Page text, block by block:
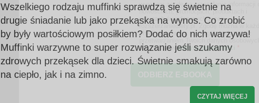
Wszelkiego rodzaju muffinki sprawdzą się świetnie na
drugie śniadanie lub jako przekąska na wynos. Co zrobić
by były wartościowym posiłkiem? Dodać do nich warzywa!
Muffinki warzywne to super rozwiązanie jeśli szukamy
zdrowych przekąsek dla dzieci. Świetnie smakują zarówno
na ciepło, jak i na zimno.
CZYTAJ WIĘCEJ
wyrażam zgodę na przesyłanie informacji
nowościach, promocjach, produktach i
usługach świadczonych przez
rozszerzaniediety.pl. Zgodę można w
chwili wycofać, a szczegóły związane z
przetwarzaniem Twoich danych
znajdziesz wpolityce prywatności